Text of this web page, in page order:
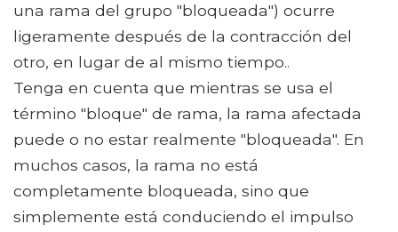
una rama del grupo "bloqueada") ocurre
ligeramente después de la contracción del
otro, en lugar de al mismo tiempo..
Tenga en cuenta que mientras se usa el
término "bloque" de rama, la rama afectada
puede o no estar realmente "bloqueada". En
muchos casos, la rama no está
completamente bloqueada, sino que
simplemente está conduciendo el impulso